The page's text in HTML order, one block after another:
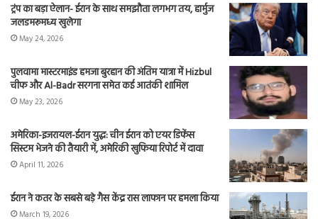
ट्रंप का बड़ा ऐलान- ईरान के साथ समझौता लगभग तय, हार्मुज
जलडमरूमध्य खुलेगा
May 24, 2026
पुलवामा मास्टरमाइंड हमजा बुरहान की अंतिम यात्रा में Hizbul
चीफ और Al-Badr सरगना समेत कई आतंकी शामिल
May 23, 2026
अमेरिका-इजरायल-ईरान युद्ध: चीन ईरान को एयर डिफेंस
सिस्टम भेजने की तैयारी में, अमेरिकी खुफिया रिपोर्ट में दावा
April 11, 2026
ईरान ने कतर के सबसे बड़े गैस केंद्र रास लाफान पर हमला किया
March 19, 2026